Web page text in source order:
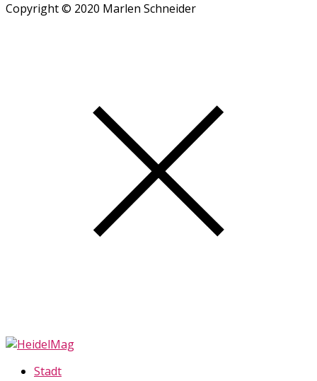
Copyright © 2020 Marlen Schneider
Stadt